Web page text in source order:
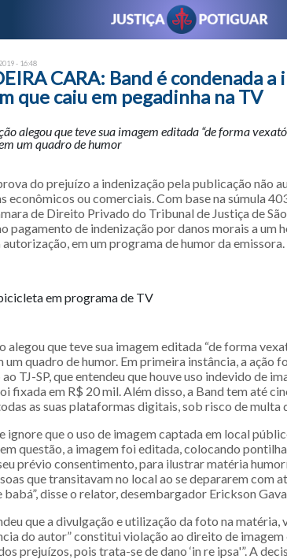
- 16:48
CARA: Band é condenada
que caiu em pegadinha na TV
alegou que teve sua imagem editada “de forma
um quadro de humor
do prejuízo a indenização pela publicação não
econômicos ou comerciais. Com base na súmula
de Direito Privado do Tribunal de Justiça de
pagamento de indenização por danos morais a um
em um programa de humor da emissora.
em programa de TV
alegou que teve sua imagem editada “de forma
um quadro de humor. Em primeira instância, a ação
TJ-SP, que entendeu que houve uso indevido de
fixada em R$ 20 mil. Além disso, a Band tem até
as suas plataformas digitais, sob risco de multa
ignore que o uso de imagem captada em local
questão, a imagem foi editada, colocando
prévio consentimento, para ilustrar matéria
que transitavam no local ao se depararem com
disse o relator, desembargador Erickson
que a divulgação e utilização da foto na matéria,
do autor” constitui violação ao direito de imagem
prejuízos, pois trata-se de dano ‘in re ipsa'”. A